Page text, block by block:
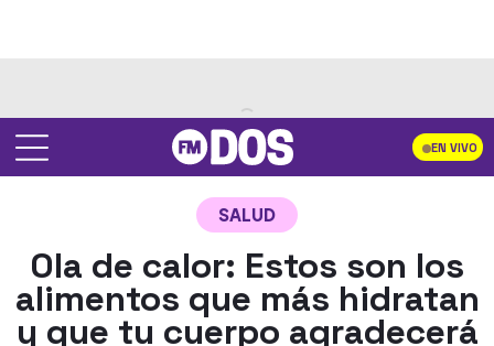
EN VIVO
SALUD
Ola de calor: Estos son los
alimentos que más hidratan
y que tu cuerpo agradecerá